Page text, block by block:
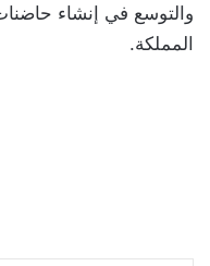
والتوسع في إنشاء
المملكة.